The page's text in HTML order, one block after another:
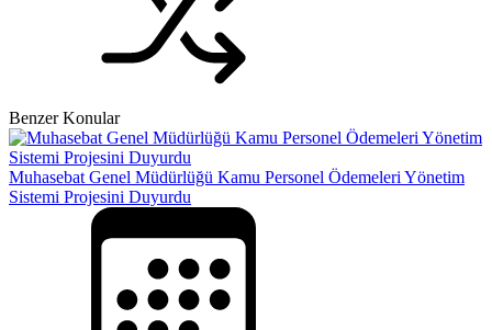
Benzer Konular
Muhasebat Genel Müdürlüğü Kamu Personel Ödemeleri Yönetim
Sistemi Projesini Duyurdu